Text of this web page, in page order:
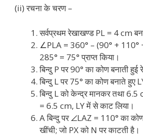
(ii) रचना के चरण –
सर्वप्रथम रेखाखण्ड PL = 4 cm
∠PLA = 360° – (90° + 110°
285° = 75° प्राप्त किया।
बिन्दु P पर 90° का कोण बनाती हुई
बिन्दु L पर 75° का कोण बनाते हुए
बिन्दु L को केन्द्र मानकर तथा 6.5
= 6.5 cm, LY में से काट लिया।
A बिन्दु पर ∠LAZ = 110° का
खींची; जो PX को N पर काटती है।